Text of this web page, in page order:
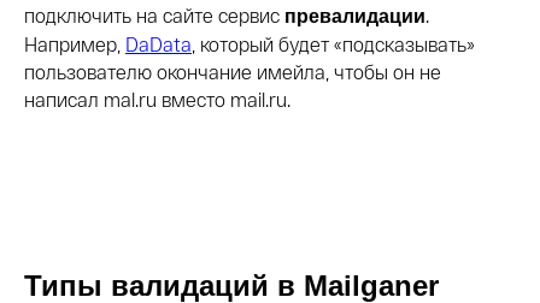
подключить на сайте сервис превалидации.
Например, DaData , который будет «подсказывать»
пользователю окончание имейла, чтобы он не
написал mal.ru вместо mail.ru.
Типы валидаций в Mailganer